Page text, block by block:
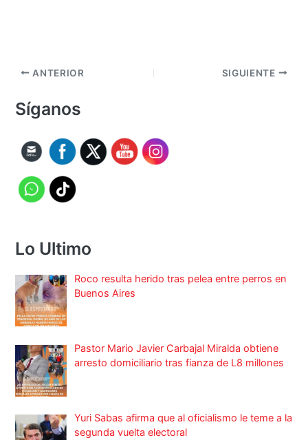
ANTERIOR SIGUIENTE
Síganos
Lo Ultimo
Roco resulta herido tras pelea entre perros en
Buenos Aires
Pastor Mario Javier Carbajal Miralda obtiene
arresto domiciliario tras fianza de L8 millones
Yuri Sabas afirma que al oficialismo le teme a la
segunda vuelta electoral